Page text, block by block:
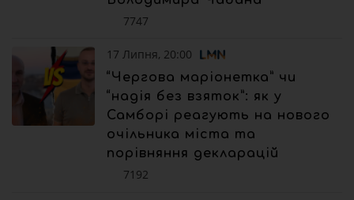
7747
17 Липня, 20:00
“Чергова маріонетка” чи
“надія без взяток”: як у
Самборі реагують на нового
очільника міста та
порівняння декларацій
7192